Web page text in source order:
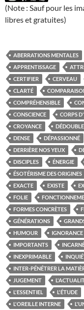
(Note : Sauf pour les
libres et gratuites)
ABERRATIONS MENTALES
APPRENTISSAGE
CERTIFIER
CERVEAU
CLARTÉ
COMPRÉHENSIBLE
CONSCIENCE
CORPS
CROYANCE
DENSE
DÉPASSIONNÉ
DERRIÈRE NOS YEUX
DISCIPLES
ÉNERGIE
ÉSOTÉRISME DES ORIGINES
EXACTE
EXISTE
FOLIE
FORMES CONCRÈTES
GÉNÉRATIONS
HUMOUR
IGNORANCE
IMPORTANTS
INEXPRIMABLE
INTER-PÉNÉTRER LA
JUGEMENT
L'ESSENTIEL
L'ÉTUDE
L'OREILLE INTERNE